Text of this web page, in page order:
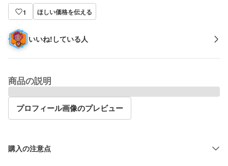
1 ほしい価格を伝える
いいね!している人
商品の説明
プロフィール画像のプレビュー
購入の注意点